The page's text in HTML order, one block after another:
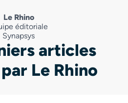
Le Rhino
éditoriale
Synapsys
articles
Le Rhino